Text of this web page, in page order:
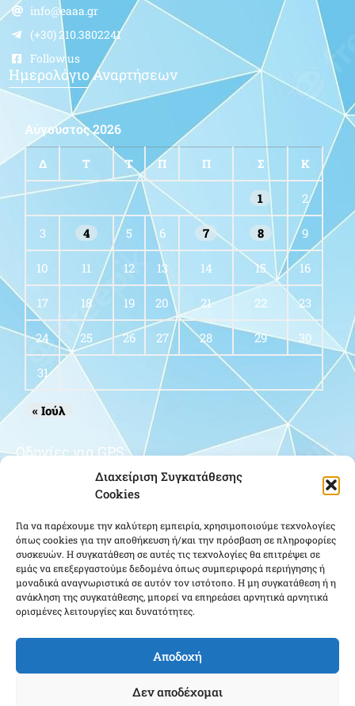
Διαχείριση Συγκατάθεσης
Cookies
Για να παρέχουμε την καλύτερη εμπειρία, χρησιμοποιούμε τεχνολογίες
όπως cookies για την αποθήκευση ή/και την πρόσβαση σε πληροφορίες
συσκευών. Η συγκατάθεση σε αυτές τις τεχνολογίες θα επιτρέψει σε
εμάς να επεξεργαστούμε δεδομένα όπως συμπεριφορά περιήγησης ή
μοναδικά αναγνωριστικά σε αυτόν τον ιστότοπο. Η μη συγκατάθεση ή η
ανάκληση της συγκατάθεσης, μπορεί να επηρεάσει αρνητικά αρνητικά
ορισμένες λειτουργίες και δυνατότητες.
Αποδοχή
Δεν αποδέχομαι
info@eaaa.gr
(+30) 210.3802241
Follow us
Ημερολόγιο Αναρτήσεων
Αύγουστος 2026
Δ Τ Τ Π Π Σ Κ
1 2
3 4 5 6 7 8 9
10 11 12 13 14 15 16
17 18 19 20 21 22 23
24 25 26 27 28 29 30
31
« Ιούλ
Οδηγίες για GPS
Κάντε κλικ για να αποδεχτείτε cookies
εμπορικής προώθησης και να